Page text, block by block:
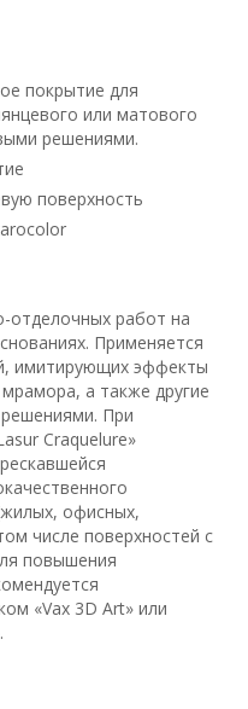
покрытие для
или матового
решениями.
поверхность
отделочных работ на
Применяется
имитирующих эффекты
а также другие
При
Craquelure»
офисных,
числе поверхностей с
повышения
«Vax 3D Art» или